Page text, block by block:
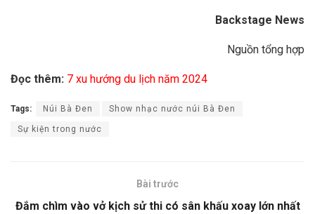
Backstage News
Nguồn tổng hợp
Đọc thêm: 7 xu hướng du lịch năm 2024
Tags: Núi Bà Đen Show nhạc nước núi Bà Đen
Sự kiện trong nước
Bài trước
Đắm chìm vào vở kịch sử thi có sân khấu xoay lớn nhất